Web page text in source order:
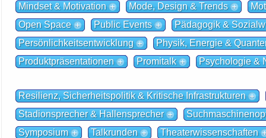
Mindset & Motivation
Mode, Design & Trends
Open Space
Public Events
Pädagogik &
Persönlichkeitsentwicklung
Physik, Energie &
Produktpräsentationen
Promitalk Psychologie &
Resilienz, Sicherheitspolitik & Kritische Infrastrukturen
Stadionsprecher & Hallensprecher
Symposium
Talkrunden
Theaterwissenschaften